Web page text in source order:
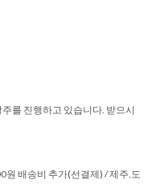
를 진행하고 있습니다. 받으시
원 배송비 추가(선결제) / 제주,도